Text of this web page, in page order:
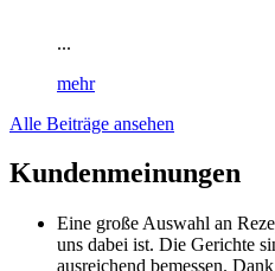
...
mehr
Alle Beiträge ansehen
Kundenmeinungen
Eine große Auswahl an
uns dabei ist. Die Gerichte
ausreichend bemessen.